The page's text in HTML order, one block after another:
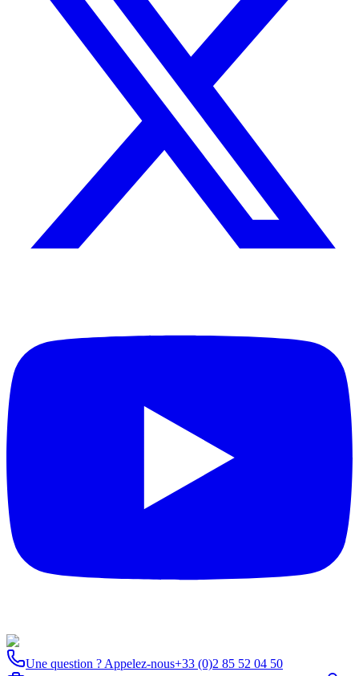
Une question ? Appelez-nous+33 (0)2 85 52 04 50